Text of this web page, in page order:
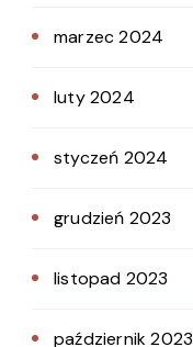
marzec 2024
luty 2024
styczeń 2024
grudzień 2023
listopad 2023
październik 2023